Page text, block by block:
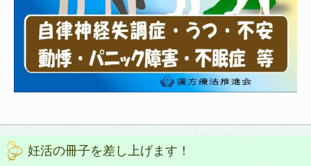
妊活の冊子を差し上げます！